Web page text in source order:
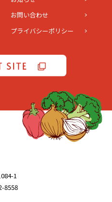
お問い合わせ
プライバシーポリシー
1
8558